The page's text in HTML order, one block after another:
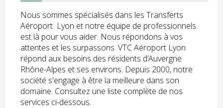
Nous sommes spécialisés dans les Transferts
Aéroport Lyon et notre équipe de professionnels
est là pour vous aider. Nous répondons à vos
attentes et les surpassons. VTC Aéroport Lyon
répond aux besoins des résidents d’Auvergne
Rhône-Alpes et ses environs. Depuis 2000, notre
société s'engage à être la meilleure dans son
domaine. Consultez une liste complète de nos
services ci-dessous.